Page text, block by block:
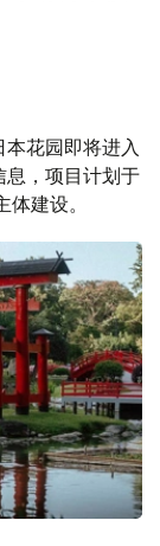
花园即将进入
息，项目计划于
建设。